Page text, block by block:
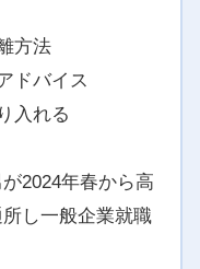
方法
ドバイス
入れる
2024年春から高
し一般企業就職